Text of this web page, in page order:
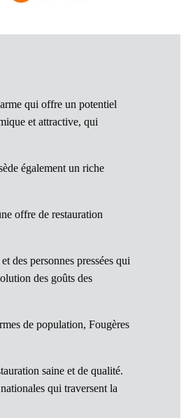
qui offre un potentiel
et attractive, qui
également un riche
offre de restauration
des personnes pressées qui
des goûts des
de population, Fougères
saine et de qualité.
qui traversent la